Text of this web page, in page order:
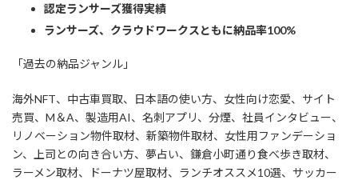
認定ランサーズ獲得実績
ランサーズ、クラウドワークスともに納品率100%
「過去の納品ジャンル」
海外NFT、中古車買取、日本語の使い方、女性向け恋愛、サイト
売買、M＆A、製造用AI、名刺アプリ、分煙、社員インタビュー、
リノベーション物件取材、新築物件取材、女性用ファンデーショ
ン、上司との向き合い方、夢占い、鎌倉小町通り食べ歩き取材、
ラーメン取材、ドーナツ屋取材、ランチオススメ10選、サッカー